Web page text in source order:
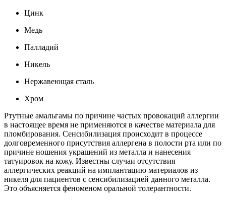
Цинк
Медь
Палладий
Никель
Нержавеющая сталь
Хром
Ртутные амальгамы по причине частых провокаций аллергии
в настоящее время не применяются в качестве материала для
пломбирования. Сенсибилизация происходит в процессе
долговременного присутствия аллергена в полости рта или по
причине ношения украшений из металла и нанесения
татуировок на кожу. Известны случаи отсутствия
аллергических реакций на имплантацию материалов из
никеля для пациентов с сенсибилизацией данного металла.
Это объясняется феноменом оральной толерантности.